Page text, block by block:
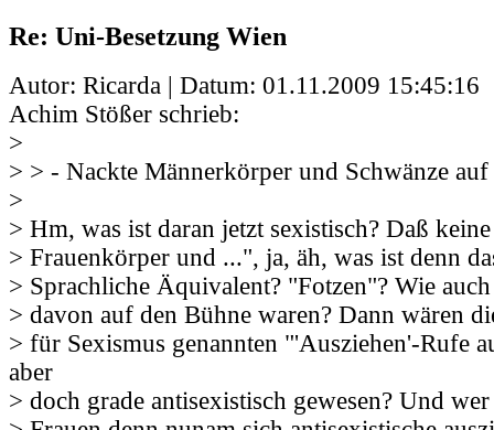
Re: Uni-Besetzung Wien
Autor: Ricarda | Datum: 01.11.2009 15:45:16
Achim Stößer schrieb:
>
> > - Nackte Männerkörper und Schwänze
>
> Hm, was ist daran jetzt sexistisch? Daß
> Frauenkörper und ...", ja, äh, was ist denn
> Sprachliche Äquivalent? "Fotzen"? Wie
> davon auf den Bühne waren? Dann wären
> für Sexismus genannten "'Ausziehen'-Rufe
aber
> doch grade antisexistisch gewesen? Und